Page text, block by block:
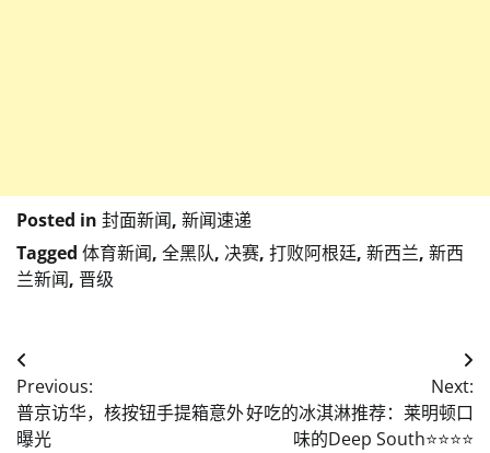
Posted in 封面新闻, 新闻速递
Tagged 体育新闻, 全黑队, 决赛, 打败阿根廷, 新西兰, 新西
兰新闻, 晋级
Post
navigation
Previous:
普京访华，核按钮手提箱意外
曝光
Next:
好吃的冰淇淋推荐：莱明顿口
味的Deep South⭐️⭐️⭐️⭐️